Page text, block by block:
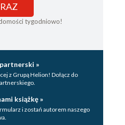
tygodniowo!
»
z Grupą Helion! Dołącz do
książkę »
i zostań autorem naszego